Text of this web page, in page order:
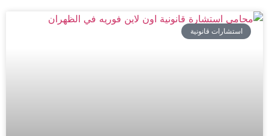
استشارات قانونية